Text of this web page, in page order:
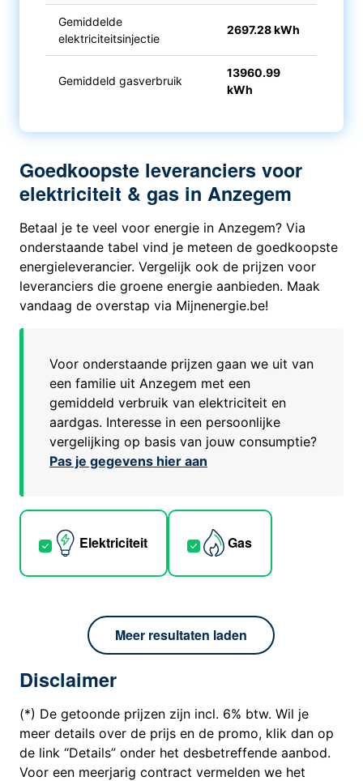
Gemiddelde
elektriciteitsinjectie
2697.28 kWh
Gemiddeld gasverbruik
13960.99
kWh
Goedkoopste leveranciers voor
elektriciteit & gas in Anzegem
Betaal je te veel voor energie in Anzegem? Via
onderstaande tabel vind je meteen de goedkoopste
energieleverancier. Vergelijk ook de prijzen voor
leveranciers die groene energie aanbieden. Maak
vandaag de overstap via Mijnenergie.be!
Voor onderstaande prijzen gaan we uit van
een familie uit Anzegem met een
gemiddeld verbruik van elektriciteit en
aardgas. Interesse in een persoonlijke
vergelijking op basis van jouw consumptie?
Pas je gegevens hier aan
Elektriciteit Gas
Meer resultaten laden
Disclaimer
(*) De getoonde prijzen zijn incl. 6% btw. Wil je
meer details over de prijs en de promo, klik dan op
de link “Details” onder het desbetreffende aanbod.
Voor een meerjarig contract vermelden we het